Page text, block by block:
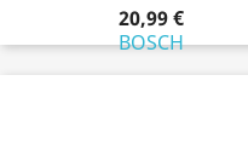
20,99 €
BOSCH